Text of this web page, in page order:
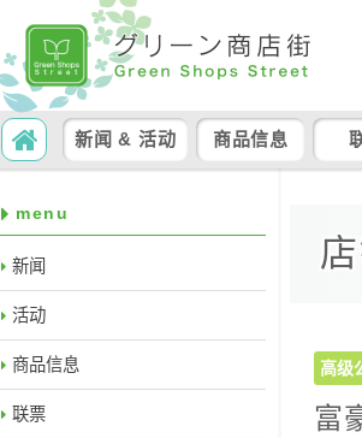
Search SKIP TO CONTENT
新闻 & 活动 商品信息
高级
富
menu
新闻
活动
商品信息
联票